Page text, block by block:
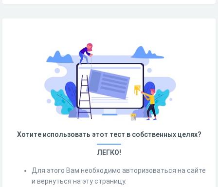
Хотите использовать этот тест в собственных целях?
ЛЕГКО!
Для этого Вам необходимо авторизоваться на сайте
и вернуться на эту страницу.